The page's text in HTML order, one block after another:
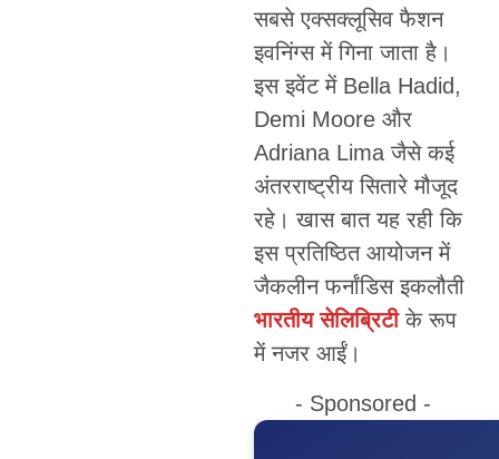
सबसे एक्सक्लूसिव फैशन
इवनिंग्स में गिना जाता है।
इस इवेंट में Bella Hadid,
Demi Moore और
Adriana Lima जैसे कई
अंतरराष्ट्रीय सितारे मौजूद
रहे। खास बात यह रही कि
इस प्रतिष्ठित आयोजन में
जैकलीन फर्नांडिस इकलौती
भारतीय सेलिब्रिटीके रूप
में नजर आईं।
- Sponsored -